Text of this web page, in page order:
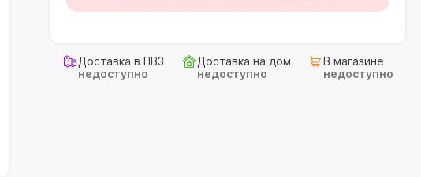
Доставка в ПВЗ
недоступно
Доставка на дом
недоступно
В магазине
недоступно